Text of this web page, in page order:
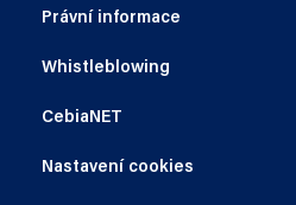
Právní informace
Whistleblowing
CebiaNET
Nastavení cookies